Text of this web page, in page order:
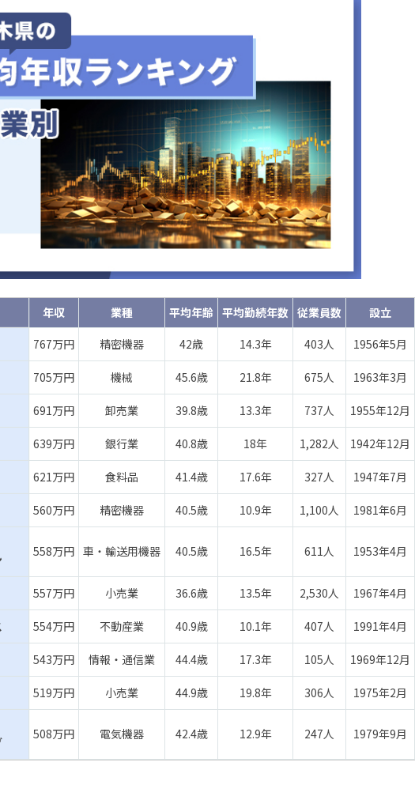
年収 業種 平均年齢 平均勤続年数 従業員数
設立
767万円 精密機器 42歳 14.3年 403人 1956年5月
705万円 機械 45.6歳 21.8年 675人 1963年3月
691万円 卸売業 39.8歳 13.3年 737人 1955年12月
639万円 銀行業 40.8歳 18年 1,282人 1942年12月
621万円 食料品 41.4歳 17.6年 327人 1947年7月
560万円 精密機器 40.5歳 10.9年 1,100人 1981年6月
558万円 車・輸送用機器 40.5歳 16.5年 611人 1953年4月
557万円 小売業 36.6歳 13.5年 2,530人 1967年4月
554万円 不動産業 40.9歳 10.1年 407人 1991年4月
543万円 情報・通信業 44.4歳 17.3年 105人 1969年12月
519万円 小売業 44.9歳 19.8年 306人 1975年2月
508万円 電気機器 42.4歳 12.9年 247人 1979年9月